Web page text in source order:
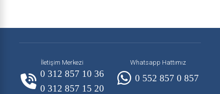
İletişim Merkezi
0 312 857 10 36
0 312 857 15 20
Whatsapp Hattımız
0 552 857 0 857